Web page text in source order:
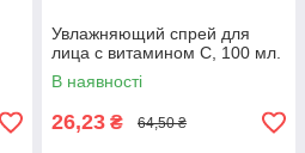
Увлажняющий спрей для
лица с витамином С, 100 мл.
В наявності
26,23 ₴ 64,50 ₴